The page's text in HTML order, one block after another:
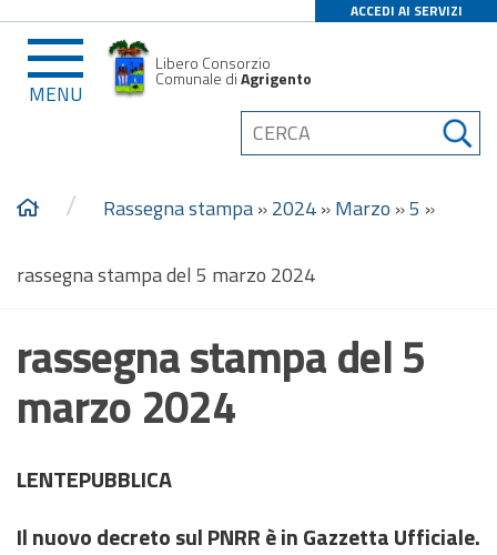
ACCEDI AI SERVIZI
MENU
Libero Consorzio
Comunale diAgrigento
/ Rassegna stampa»2024»Marzo »5 »
rassegna stampa del 5 marzo 2024
rassegna stampa del 5
marzo 2024
LENTEPUBBLICA
Il nuovo decreto sul PNRR è in Gazzetta Ufficiale.